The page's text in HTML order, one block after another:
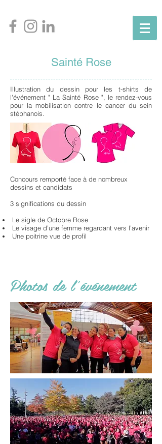
Sainté Rose
Illustration du dessin pour les t-shirts de
l'événement " La Sainté Rose ", le rendez-vous
pour la mobilisation contre le cancer du sein
stéphanois.
Concours remporté face à de nombreux
dessins et candidats
3 significations du dessin
Le sigle de Octobre Rose
Le visage d’une femme regardant vers l’avenir
Une poitrine vue de profil
Photos de l'événement